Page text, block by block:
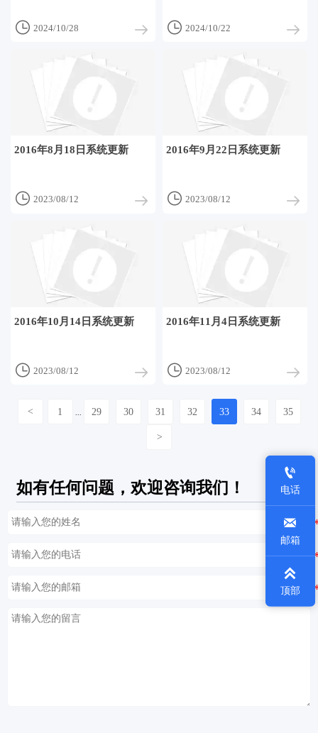
 2024/10/28  2024/10/22
2016年8月18日系统更新
 2023/08/12
2016年9月22日系统更新
 2023/08/12
2016年10月14日系统更新
 2023/08/12
2016年11月4日系统更新
 2023/08/12
< 1 29 30 31 32 33 34 35
>
如有任何问题，欢迎咨询我们！

电话

邮箱

顶部